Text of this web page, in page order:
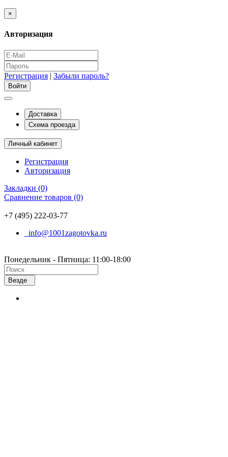
×
Авторизация
Регистрация | Забыли пароль?
Доставка
Схема проезда
Личный кабинет
Регистрация
Авторизация
Закладки (0)
Сравнение товаров (0)
+7 (495) 222-03-77
info@1001zagotovka.ru
Понедельник - Пятница: 11:00-18:00
Везде